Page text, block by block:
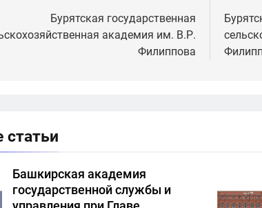
Бурятская государственная
академия им. В.Р.
Филиппова
Башкирская академия
государственной службы и